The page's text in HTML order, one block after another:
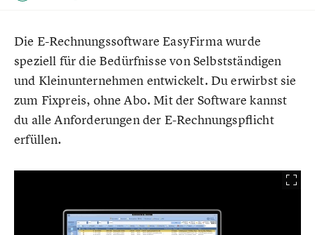
Die E-Rechnungssoftware EasyFirma wurde
speziell für die Bedürfnisse von Selbstständigen
und Kleinunternehmen entwickelt. Du erwirbst sie
zum Fixpreis, ohne Abo. Mit der Software kannst
du alle Anforderungen der E-Rechnungspflicht
erfüllen.